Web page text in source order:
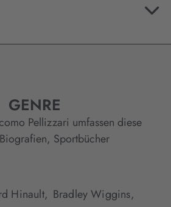
GENRE
Pellizzari umfassen diese
Biografien, Sportbücher
Hinault, Bradley Wiggins,